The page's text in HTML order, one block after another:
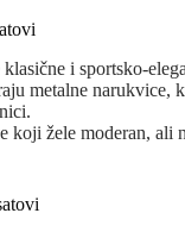
i sportsko-
metalne narukvice,
koji žele moderan, ali